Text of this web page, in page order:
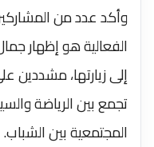
وأكد عدد من
الفعالية هو إظهار
إلى زيارتها، مشددين
تجمع بين الرياضة
المجتمعية بين الشباب.